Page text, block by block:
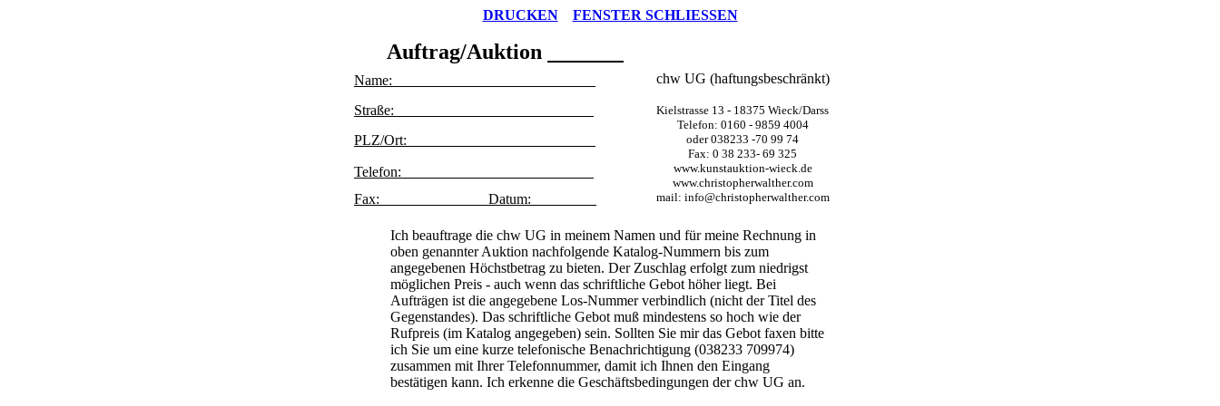
DRUCKEN FENSTER SCHLIESSEN
Auftrag/Auktion
Name: chw UG (haftungsbeschränkt)
Kielstrasse 13 - 18375 Wieck/Darss
Telefon: 0160 - 9859 4004
oder 038233 -70 99 74
Fax: 0 38 233- 69 325
www.kunstauktion-wieck.de
www.christopherwalther.com
mail: info@christopherwalther.com
Straße:
PLZ/Ort:
Telefon:
Fax: Datum:
Ich beauftrage die chw UG in meinem Namen und für meine Rechnung in
oben genannter Auktion nachfolgende Katalog-Nummern bis zum
angegebenen Höchstbetrag zu bieten. Der Zuschlag erfolgt zum niedrigst
möglichen Preis - auch wenn das schriftliche Gebot höher liegt. Bei
Aufträgen ist die angegebene Los-Nummer verbindlich (nicht der Titel des
Gegenstandes). Das schriftliche Gebot muß mindestens so hoch wie der
Rufpreis (im Katalog angegeben) sein. Sollten Sie mir das Gebot faxen bitte
ich Sie um eine kurze telefonische Benachrichtigung (038233 709974)
zusammen mit Ihrer Telefonnummer, damit ich Ihnen den Eingang
bestätigen kann. Ich erkenne die Geschäftsbedingungen der chw UG an.